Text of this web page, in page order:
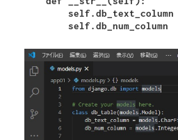
        self.db_text_column
        self.db_num_column